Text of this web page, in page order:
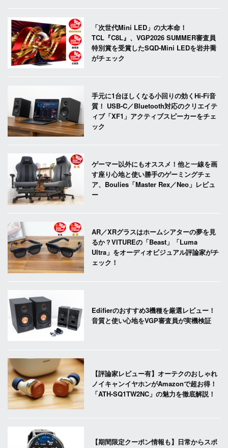
「次世代Mini LED」の大本命！
TCL『C8L』、VGP2026 SUMMER審査員
特別賞を受賞したSQD-Mini LEDを岩井喬
がチェック
手元に1台ほしくなる小回りの効くHi-Fi音
質！ USB-C／Bluetooth対応のクリエイテ
ィブ「XF1」アクティブスピーカーをチェ
ック
ゲーマー以外にもオススメ！他と一線を画
す座り心地と使い勝手のゲーミングチェ
ア、Boulies「Master Rex／Neo」レビュ
ー
AR／XRグラスはホームシアターの夢を見
るか？VITUREの「Beast」「Luma
Ultra」をオーディオビジュアル評論家がチ
ェック！
Edifierのおすすめ3機種を厳選レビュー！
音質と使い心地をVGP審査員が実機検証
【評論家レビュー有】オーテクのおしゃれ
ノイキャンイヤホンがAmazonで超お得！
「ATH-SQ1TW2NC」の魅力を徹底解説！
【期間限定クーポン情報も】日常からスポ